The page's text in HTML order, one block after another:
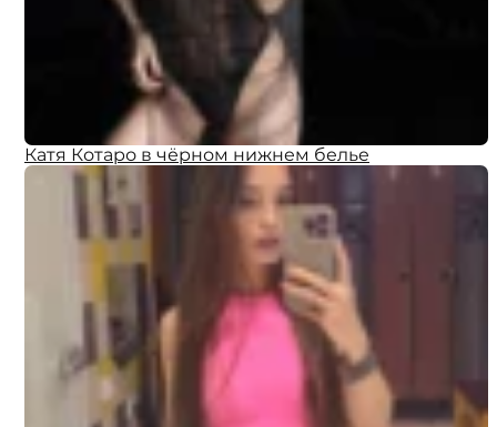
Катя Котаро в чёрном нижнем белье